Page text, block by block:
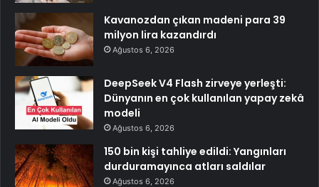
Kavanozdan çıkan madeni para 39
milyon lira kazandırdı
Ağustos 6, 2026
DeepSeek V4 Flash zirveye yerleşti:
Dünyanın en çok kullanılan yapay zekâ
modeli
Ağustos 6, 2026
150 bin kişi tahliye edildi: Yangınları
durduramayınca atları saldılar
Ağustos 6, 2026